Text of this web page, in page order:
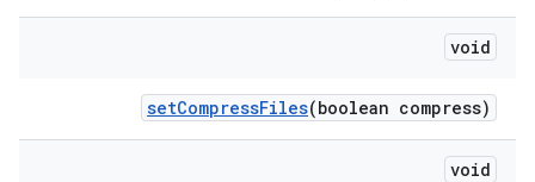
void
setCompressFiles(boolean compress)
void